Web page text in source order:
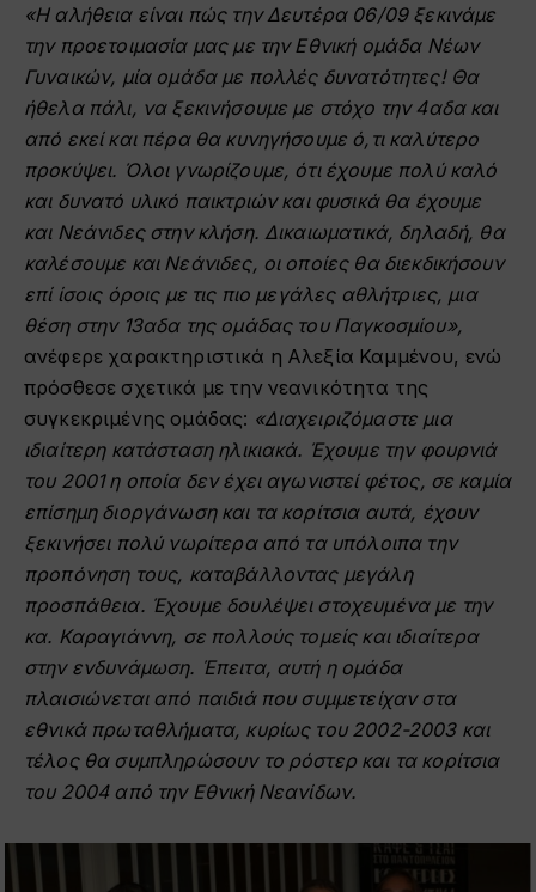
«Η αλήθεια είναι πώς την Δευτέρα 06/09 ξεκινάμε
την προετοιμασία μας με την Εθνική ομάδα Νέων
Γυναικών, μία ομάδα με πολλές δυνατότητες! Θα
ήθελα πάλι, να ξεκινήσουμε με στόχο την 4αδα και
από εκεί και πέρα θα κυνηγήσουμε ό,τι καλύτερο
προκύψει. Όλοι γνωρίζουμε, ότι έχουμε πολύ καλό
και δυνατό υλικό παικτριών και φυσικά θα έχουμε
και Νεάνιδες στην κλήση. Δικαιωματικά, δηλαδή, θα
καλέσουμε και Νεάνιδες, οι οποίες θα διεκδικήσουν
επί ίσοις όροις με τις πιο μεγάλες αθλήτριες, μια
θέση στην 13αδα της ομάδας του Παγκοσμίου»,
ανέφερε χαρακτηριστικά η Αλεξία Καμμένου, ενώ
πρόσθεσε σχετικά με την νεανικότητα της
συγκεκριμένης ομάδας: «Διαχειριζόμαστε μια
ιδιαίτερη κατάσταση ηλικιακά. Έχουμε την φουρνιά
του 2001 η οποία δεν έχει αγωνιστεί φέτος, σε καμία
επίσημη διοργάνωση και τα κορίτσια αυτά, έχουν
ξεκινήσει πολύ νωρίτερα από τα υπόλοιπα την
προπόνηση τους, καταβάλλοντας μεγάλη
προσπάθεια. Έχουμε δουλέψει στοχευμένα με την
κα. Καραγιάννη, σε πολλούς τομείς και ιδιαίτερα
στην ενδυνάμωση. Έπειτα, αυτή η ομάδα
πλαισιώνεται από παιδιά που συμμετείχαν στα
εθνικά πρωταθλήματα, κυρίως του 2002-2003 και
τέλος θα συμπληρώσουν το ρόστερ και τα κορίτσια
του 2004 από την Εθνική Νεανίδων.